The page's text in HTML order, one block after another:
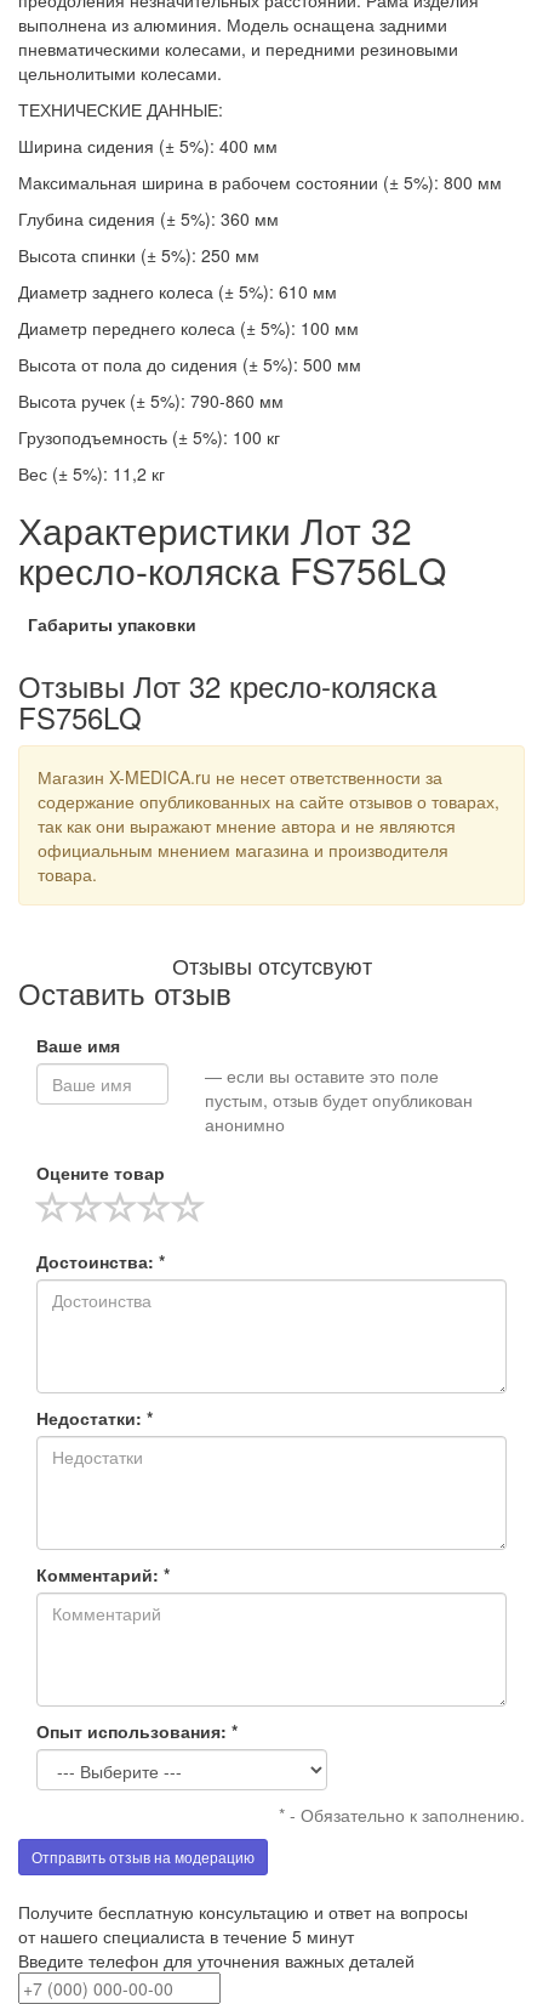
выполнена из алюминия. Модель оснащена задними
пневматическими колесами, и передними резиновыми
цельнолитыми колесами.
ТЕХНИЧЕСКИЕ ДАННЫЕ:
Ширина сидения (± 5%): 400 мм
Максимальная ширина в рабочем состоянии (± 5%): 800 мм
Глубина сидения (± 5%): 360 мм
Высота спинки (± 5%): 250 мм
Диаметр заднего колеса (± 5%): 610 мм
Диаметр переднего колеса (± 5%): 100 мм
Высота от пола до сидения (± 5%): 500 мм
Высота ручек (± 5%): 790-860 мм
Грузоподъемность (± 5%): 100 кг
Вес (± 5%): 11,2 кг
Характеристики Лот 32
кресло-коляска FS756LQ
Габариты упаковки
Отзывы Лот 32 кресло-коляска
FS756LQ
Магазин X-MEDICA.ru не несет ответственности за
содержание опубликованных на сайте отзывов о товарах,
так как они выражают мнение автора и не являются
официальным мнением магазина и производителя
товара.
Отзывы отсутсвуют
Оставить отзыв
Ваше имя
— если вы оставите это поле
пустым, отзыв будет опубликован
анонимно
Оцените товар
Достоинства: *
Недостатки: *
Комментарий: *
Опыт использования: *
* - Обязательно к заполнению.
Отправить отзыв на модерацию
Получите бесплатную консультацию и ответ на вопросы
от нашего специалиста в течение 5 минут
Введите телефон для уточнения важных деталей